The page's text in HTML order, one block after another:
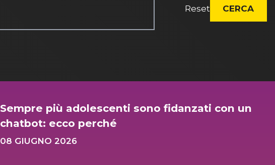
Reset CERCA
Sempre più adolescenti sono fidanzati con un
chatbot: ecco perché
08 GIUGNO 2026